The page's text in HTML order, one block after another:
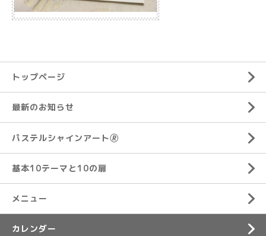
トップページ
最新のお知らせ
パステルシャインアート🄬
基本10テーマと10の扉
メニュー
カレンダー